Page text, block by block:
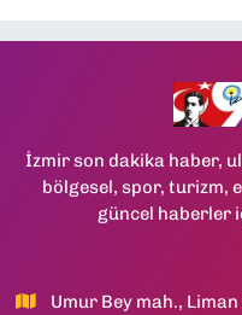
İzmir son dakika haber,
bölgesel, spor, turizm,
güncel haberler
Umur Bey mah.,